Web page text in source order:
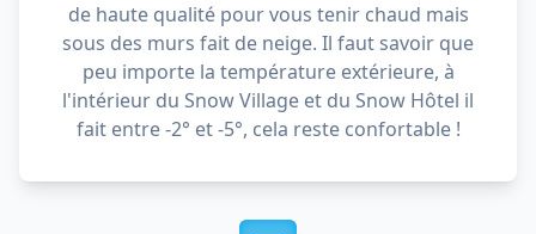
de haute qualité pour vous tenir chaud mais
sous des murs fait de neige. Il faut savoir que
peu importe la température extérieure, à
l'intérieur du Snow Village et du Snow Hôtel il
fait entre -2° et -5°, cela reste confortable !